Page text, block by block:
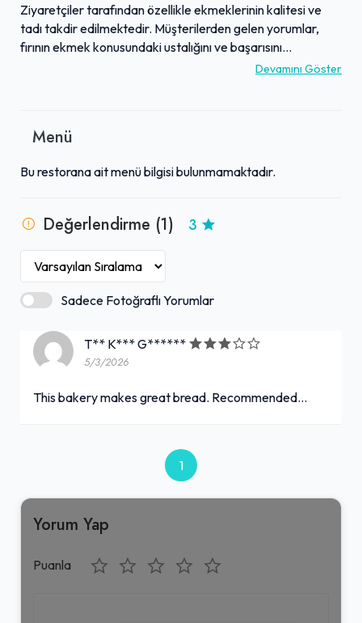
Ziyaretçiler tarafından özellikle ekmeklerinin kalitesi ve
tadı takdir edilmektedir. Müşterilerden gelen yorumlar,
fırının ekmek konusundaki ustalığını ve başarısını
vurgulamaktadır. Özellikle taze ve lezzetli ekmek
seçenekler sunmaktadır.
Devamını Göster
Menü
Bu restorana ait menü bilgisi bulunmamaktadır.
Değerlendirme (1) 3
Sadece Fotoğraflı Yorumlar
T** K*** G******
5/3/2026
This bakery makes great bread. Recommended...
1
Yorum Yap
Puanla